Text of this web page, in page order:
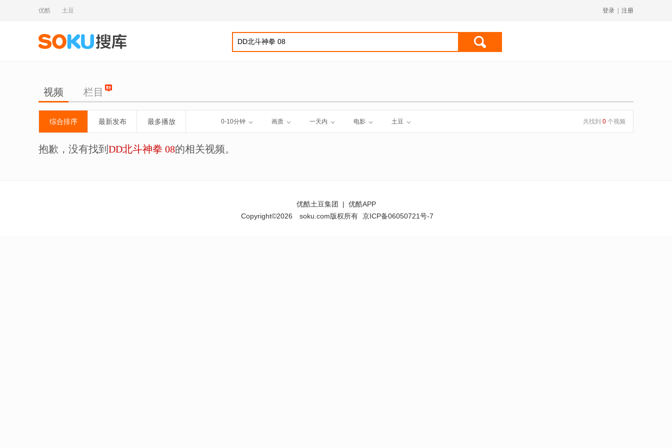
优酷 土豆 登录 注册
视频 栏目
综合排序 最新发布 最多播放 0-10分钟 画质 一天内 电影 土豆 共找到 0 个视频
抱歉，没有找到 DD北斗神拳 08的相关视频。
优酷土豆集团 | 优酷APP
Copyright©2026
soku.com版权所有 京ICP备06050721号-7